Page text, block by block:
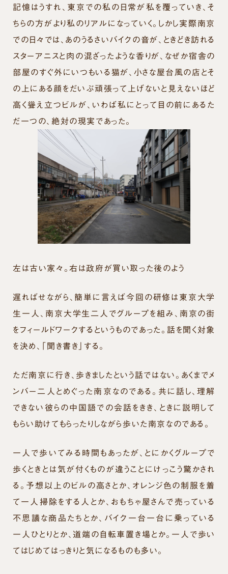
記憶はうすれ、東京での私の日常が私を覆っていき、そ
ちらの方がより私のリアルになっていく。しかし実際南京
での日々では、あのうるさいバイクの音が、ときどき訪れる
スターアニスと肉の混ざったような香りが、なぜか宿舎の
部屋のすぐ外にいつもいる猫が、小さな屋台風の店とそ
の上にある顔をだいぶ頑張って上げないと見えないほど
高く聳え立つビルが、いわば私にとって目の前にあるた
だ一つの、絶対の現実であった。
左は古い家々。右は政府が買い取った後のよう
遅ればせながら、簡単に言えば今回の研修は東京大学
生一人、南京大学生二人でグループを組み、南京の街
をフィールドワークするというものであった。話を聞く対象
を決め、「聞き書き」する。
ただ南京に行き、歩きましたという話ではない。あくまでメ
ンバー二人とめぐった南京なのである。共に話し、理解
できない彼らの中国語での会話をきき、ときに説明して
もらい助けてもらったりしながら歩いた南京なのである。
一人で歩いてみる時間もあったが、とにかくグループで
歩くときとは気が付くものが違うことにけっこう驚かされ
る。予想以上のビルの高さとか、オレンジ色の制服を着
て一人掃除をする人とか、おもちゃ屋さんで売っている
不思議な商品たちとか、バイク一台一台に乗っている
一人ひとりとか、道端の自転車置き場とか。一人で歩い
てはじめてはっきりと気になるものも多い。